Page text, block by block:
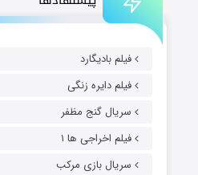
فیلم بادیگارد
فیلم دایره زنگی
سریال گنج مظفر
فیلم اخراجی ها ۱
سریال بازی مرکب